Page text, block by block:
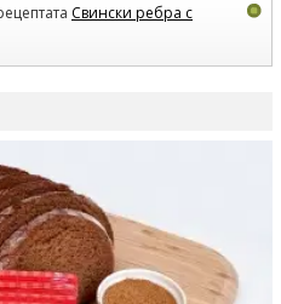
Свински ребра с